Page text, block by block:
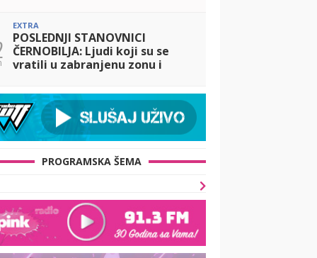
EXTRA
POSLEDNJI STANOVNICI
ČERNOBILJA: Ljudi koji su se
vratili u zabranjenu zonu i
domove
PROGRAMSKA ŠEMA